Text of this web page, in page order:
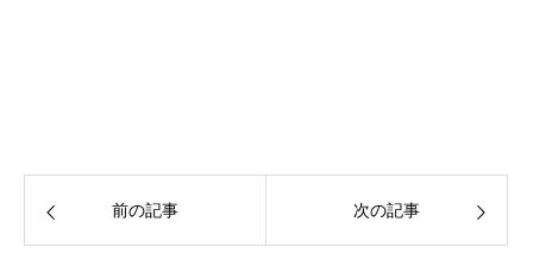
前の記事 次の記事